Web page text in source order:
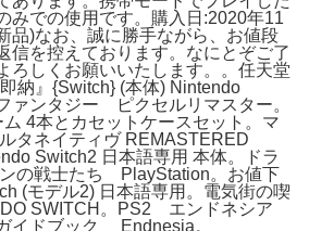
みでの使用です。購入日:2020年11
品)なお、誠に勝手ながら、お値段
信を控えております。なにとぞご了
ろしくお願いいたします。。任天堂
納』{Switch} (本体) Nintendo
ァンタジー ピクセルリマスター。
4本とカセットケースセット。マ
タネイティヴ REMASTERED
Switch2 日本語専用 本体。ドラ
の戦士たち PlayStation。お値下
(モデル2) 日本語専用。電気街の喫
SWITCH。PS2 エンドネシア
イドブック Endnesia。